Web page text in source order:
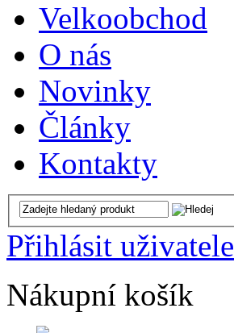
Velkoobchod
O nás
Novinky
Články
Kontakty
Přihlásit uživatele
Nákupní košík